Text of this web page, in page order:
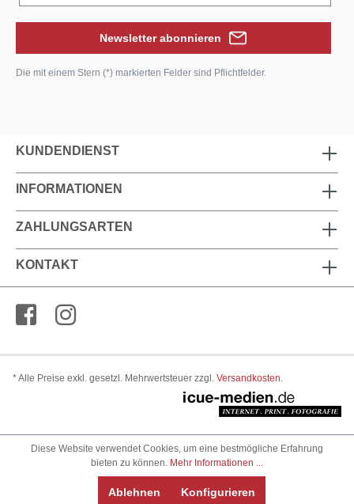
Newsletter abonnieren
Die mit einem Stern (*) markierten Felder sind Pflichtfelder.
KUNDENDIENST
INFORMATIONEN
ZAHLUNGSARTEN
KONTAKT
* Alle Preise exkl. gesetzl. Mehrwertsteuer zzgl. Versandkosten.
Diese Website verwendet Cookies, um eine bestmögliche Erfahrung
bieten zu können. Mehr Informationen ...
Ablehnen Konfigurieren